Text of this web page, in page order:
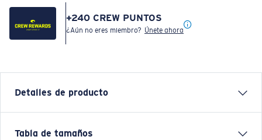
+240 CREW PUNTOS
¿Aún no eres miembro? Únete ahora
Detalles de producto
Inspired by water and fueled by adventure, Costa T-
Tabla de tamaños